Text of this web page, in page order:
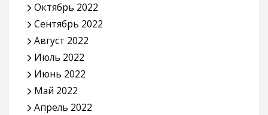
Октябрь 2022
Сентябрь 2022
Август 2022
Июль 2022
Июнь 2022
Май 2022
Апрель 2022